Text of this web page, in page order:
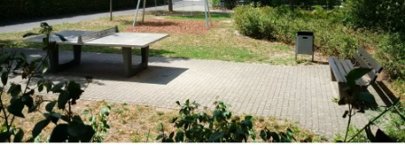
Partner
Kontakt
Impressum